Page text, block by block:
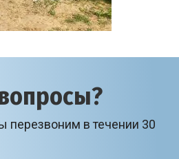
перезвоним в течении 30